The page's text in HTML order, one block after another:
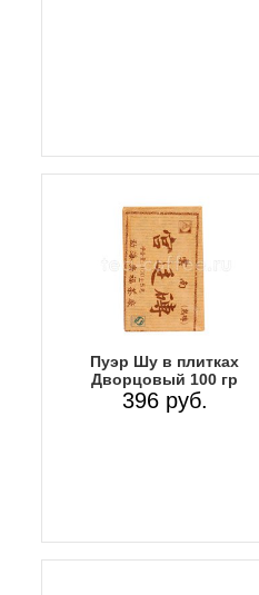
Пуэр Шу в плитках
Дворцовый 100 гр
396 руб.